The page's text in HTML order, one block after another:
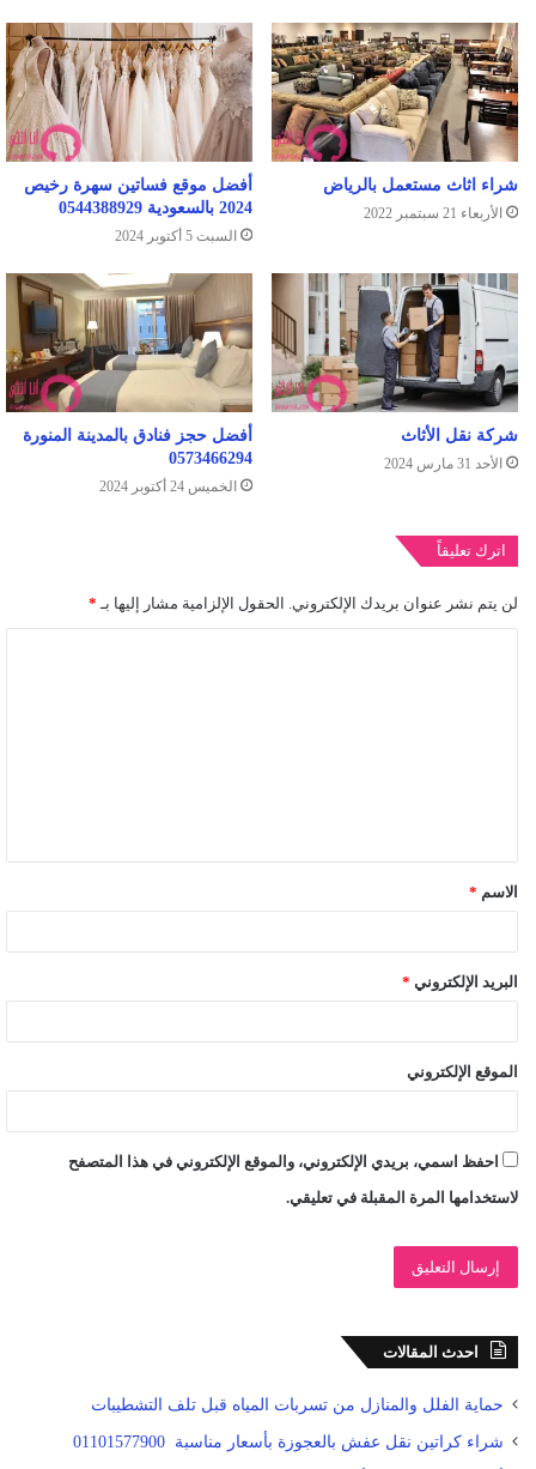
شراء اثاث مستعمل بالرياض
الأربعاء 21 سبتمبر 2022
أفضل موقع فساتين سهرة رخيص
2024 بالسعودية 0544388929
السبت 5 أكتوبر 2024
شركة نقل الأثاث
الأحد 31 مارس 2024
أفضل حجز فنادق بالمدينة المنورة
0573466294
الخميس 24 أكتوبر 2024
اترك تعليقاً
لن يتم نشر عنوان بريدك الإلكتروني. الحقول الإلزامية مشار إليها بـ *
ق
*الاسم *
البريد الإلكتروني *
الموقع الإلكتروني
احفظ اسمي، بريدي الإلكتروني، والموقع الإلكتروني في هذا المتصفح
لاستخدامها المرة المقبلة في تعليقي.
احدث المقالات
حماية الفلل والمنازل من تسربات المياه قبل تلف التشطيبات
شراء كراتين نقل عفش بالعجوزة بأسعار مناسبة 01101577900